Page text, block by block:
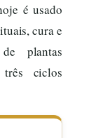
é usado
cura e
plantas
ciclos